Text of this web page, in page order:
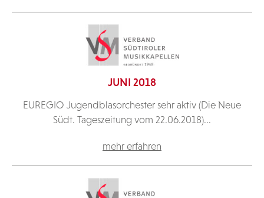
JUNI 2018
EUREGIO Jugendblasorchester sehr aktiv (Die Neue
Südt. Tageszeitung vom 22.06.2018)...
mehr erfahren